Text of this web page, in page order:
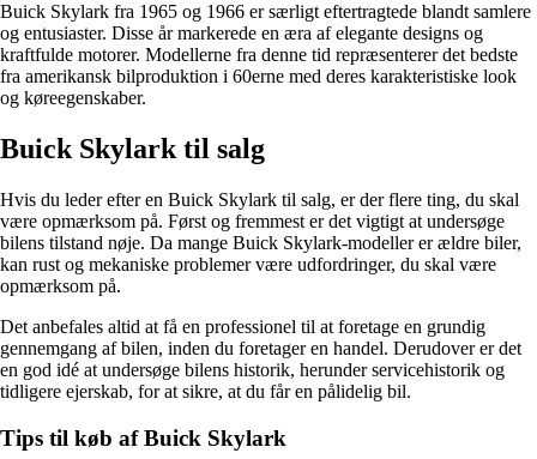
Buick Skylark fra 1965 og 1966 er særligt eftertragtede blandt samlere
og entusiaster. Disse år markerede en æra af elegante designs og
kraftfulde motorer. Modellerne fra denne tid repræsenterer det bedste
fra amerikansk bilproduktion i 60erne med deres karakteristiske look
og køreegenskaber.
Buick Skylark til salg
Hvis du leder efter en Buick Skylark til salg, er der flere ting, du skal
være opmærksom på. Først og fremmest er det vigtigt at undersøge
bilens tilstand nøje. Da mange Buick Skylark-modeller er ældre biler,
kan rust og mekaniske problemer være udfordringer, du skal være
opmærksom på.
Det anbefales altid at få en professionel til at foretage en grundig
gennemgang af bilen, inden du foretager en handel. Derudover er det
en god idé at undersøge bilens historik, herunder servicehistorik og
tidligere ejerskab, for at sikre, at du får en pålidelig bil.
Tips til køb af Buick Skylark